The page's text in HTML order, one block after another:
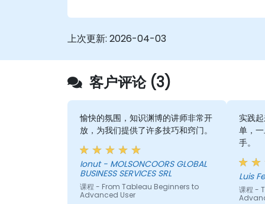
上次更新: 2026-04-03
客户评论 (3)
愉快的氛围，知识渊博的讲师非常开
放，为我们提供了许多技巧和窍门。
Ionut - MOLSONCOORS GLOBAL
BUSINESS SERVICES SRL
课程 - From Tableau Beginners to
Advanced User
实践
单，
手。
Luis
课程 -